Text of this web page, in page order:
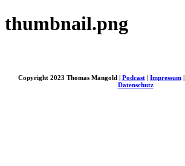
thumbnail.png
Copyright 2023 Thomas Mangold | Podcast| Impressum|
Datenschutz